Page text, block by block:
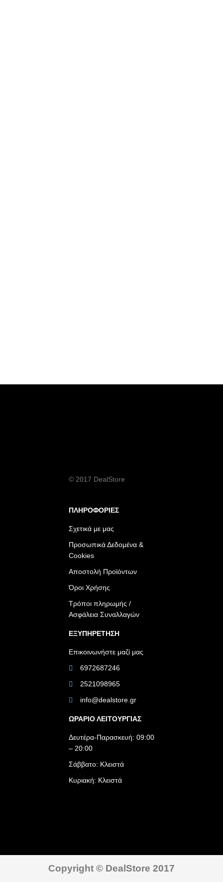
© 2017 DealStore
ΠΛΗΡΟΦΟΡΙΕΣ
Σχετικά με μας
Προσωπικά Δεδομένα &
Cookies
Αποστολή Προϊόντων
Όροι Χρήσης
Τρόποι πληρωμής /
Ασφάλεια Συναλλαγών
ΕΞΥΠΗΡΕΤΗΣΗ
Επικοινωνήστε μαζί μας
6972687246
2521098965
info@dealstore.gr
ΩΡΑΡΙΟ ΛΕΙΤΟΥΡΓΙΑΣ​
Δευτέρα-Παρασκευή: 09:00
– 20:00
Σάββατο: Κλειστά
Κυριακή: Κλειστά
Copyright © DealStore 2017